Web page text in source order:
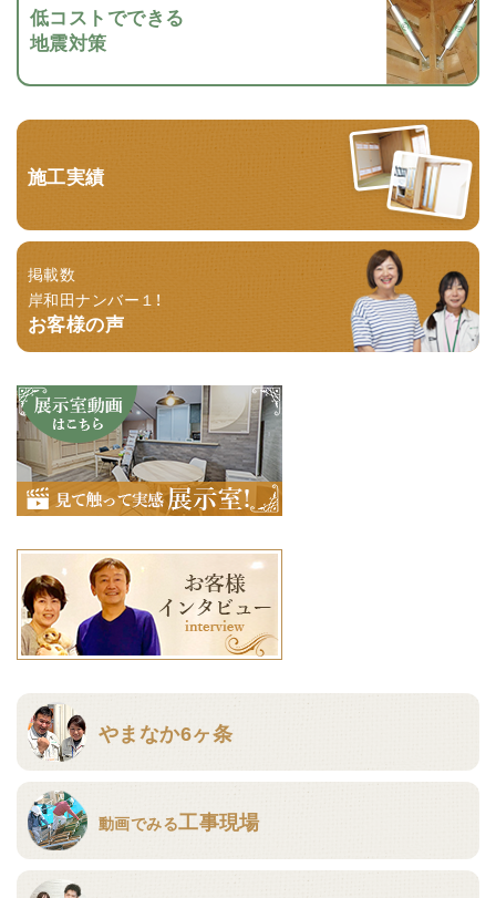
低コストでできる
地震対策
施工実績
掲載数
岸和田ナンバー１！
お客様の声
やまなか6ヶ条
動画でみる工事現場